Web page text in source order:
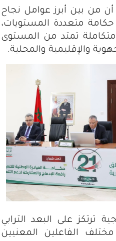
من بين أبرز عوامل نجاح
متعددة المستويات،
تمتد من المستوى
والإقليمية والمحلية.
ترتكز على البعد الترابي
الفاعلين المعنيين